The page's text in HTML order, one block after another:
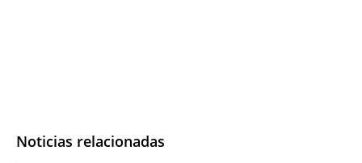
Noticias relacionadas